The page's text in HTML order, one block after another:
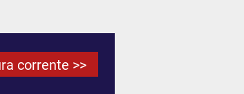
corrente >>